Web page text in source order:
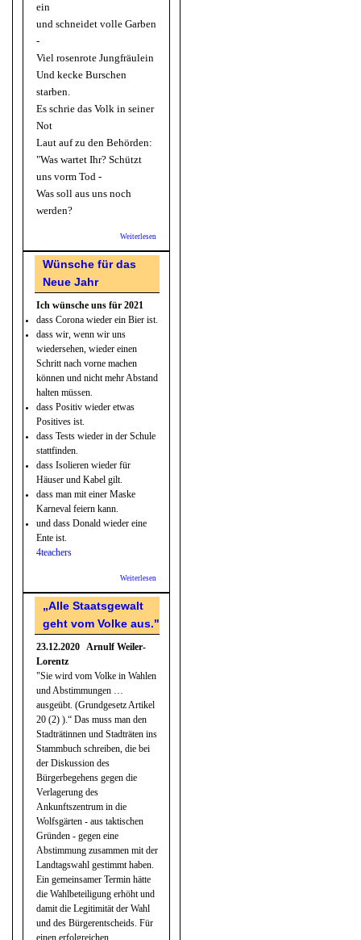
ein
und schneidet volle Garben
-
Viel rosenrote Jungfräulein
Und kecke Burschen
starben.
Es schrie das Volk in seiner
Not
Laut auf zu den Behörden:
"Was wartet Ihr? Schützt
uns vorm Tod -
Was soll aus uns noch
werden?
Weiterlesen
Menschen
Wünsche für das
Neue Jahr
Ich wünsche uns für 2021
dass Corona wieder ein Bier ist.
dass wir, wenn wir uns
wiedersehen, wieder einen
Schritt nach vorne machen
können und nicht mehr Abstand
halten müssen.
dass Positiv wieder etwas
Positives ist.
dass Tests wieder in der Schule
stattfinden.
dass Isolieren wieder für
Häuser und Kabel gilt.
dass man mit einer Maske
Karneval feiern kann.
und dass Donald wieder eine
Ente ist.
4teachers
Weiterlesen
„Alle Staatsgewalt
geht vom Volke aus."
23.12.2020 Arnulf Weiler-
Lorentz
"Sie wird vom Volke in Wahlen
und Abstimmungen …
ausgeübt. (Grundgesetz Artikel
20 (2) ).“ Das muss man den
Stadträtinnen und Stadträten ins
Stammbuch schreiben, die bei
der Diskussion des
Bürgerbegehens gegen die
Verlagerung des
Ankunftszentrum in die
Wolfsgärten - aus taktischen
Gründen - gegen eine
Abstimmung zusammen mit der
Landtagswahl gestimmt haben.
Ein gemeinsamer Termin hätte
die Wahlbeteiligung erhöht und
damit die Legitimität der Wahl
und des Bürgerentscheids. Für